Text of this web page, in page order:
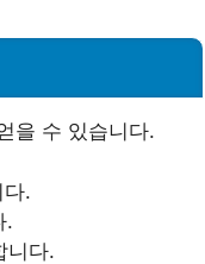
을 수 있습니다.
.
.
니다.